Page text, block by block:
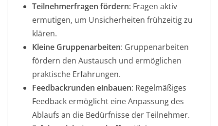
Teilnehmerfragen fördern: Fragen aktiv
ermutigen, um Unsicherheiten frühzeitig zu
klären.
Kleine Gruppenarbeiten: Gruppenarbeiten
fördern den Austausch und ermöglichen
praktische Erfahrungen.
Feedbackrunden einbauen: Regelmäßiges
Feedback ermöglicht eine Anpassung des
Ablaufs an die Bedürfnisse der Teilnehmer.